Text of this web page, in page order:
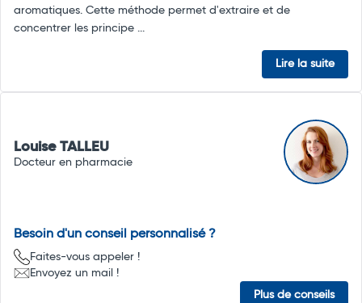
aromatiques. Cette méthode permet d'extraire et de
concentrer les principe ...
Lire la suite
Louise TALLEU
Docteur en pharmacie
Besoin d'un conseil personnalisé ?
Faites-vous appeler !
Envoyez un mail !
Plus de conseils